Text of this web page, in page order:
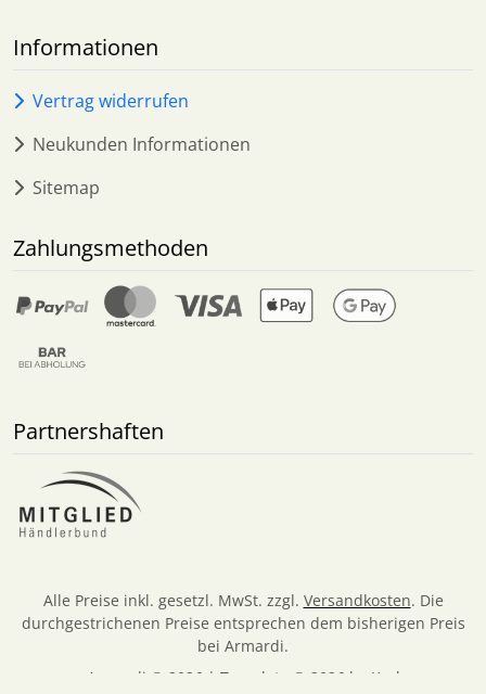
Informationen
Vertrag widerrufen
Neukunden Informationen
Sitemap
Zahlungsmethoden
Partnershaften
Alle Preise inkl. gesetzl. MwSt. zzgl. Versandkosten. Die
durchgestrichenen Preise entsprechen dem bisherigen Preis
bei Armardi.
Armardi © 2026 | Template © 2026 by Karl